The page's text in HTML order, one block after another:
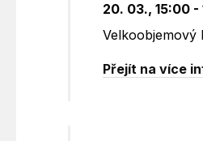
20. 03., 15:00 -
Velkoobjemový
Přejít na více